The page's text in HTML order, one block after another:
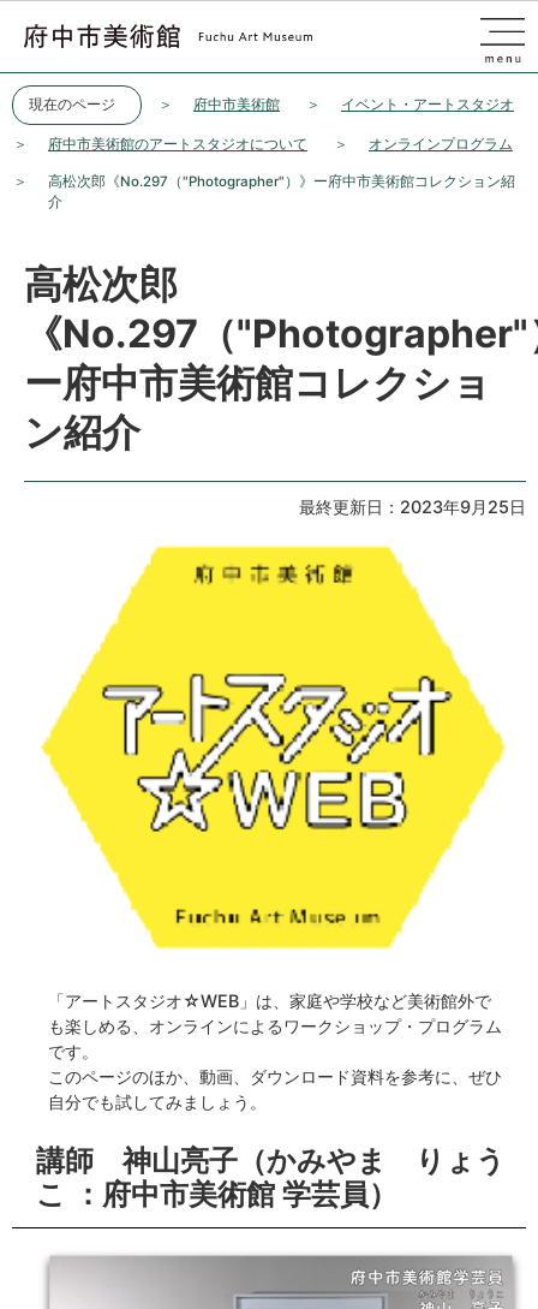
現在のページ 府中市美術館 イベント・アートスタジオ
府中市美術館のアートスタジオについて オンラインプログラム
高松次郎《No.297（"Photographer"）》ー府中市美術館コレクション紹
介
高松次郎
《No.297（"Photographer"
ー府中市美術館コレクショ
ン紹介
最終更新日：2023年9月25日
「アートスタジオ☆WEB」は、家庭や学校など美術館外で
も楽しめる、オンラインによるワークショップ・プログラム
です。
このページのほか、動画、ダウンロード資料を参考に、ぜひ
自分でも試してみましょう。
講師 神山亮子（かみやま りょう
こ ：府中市美術館 学芸員）